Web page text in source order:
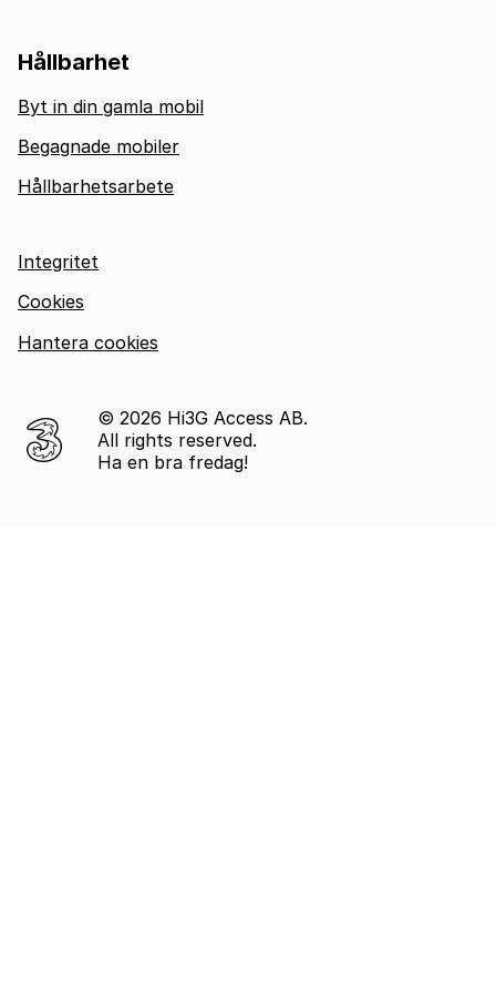
Hållbarhet
Byt in din gamla mobil
Begagnade mobiler
Hållbarhetsarbete
© 2026 Hi3G Access AB.
All rights reserved.
Ha en bra fredag!
Integritet
Cookies
Hantera cookies